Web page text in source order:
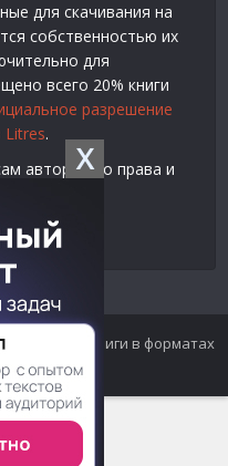
для скачивания на
собственностью их
для
всего 20% книги
разрешение
Litres.
авторского права и
бесплатно книги в форматах
txt, rtf.
X